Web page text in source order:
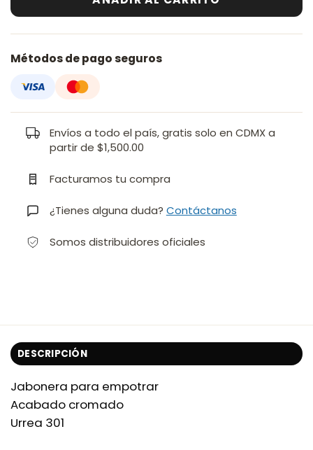
Métodos de pago seguros
Envíos a todo el país, gratis solo en CDMX a
partir de $1,500.00
Facturamos tu compra
¿Tienes alguna duda? Contáctanos
Somos distribuidores oficiales
DESCRIPCIÓN
Jabonera para empotrar
Acabado cromado
Urrea 301